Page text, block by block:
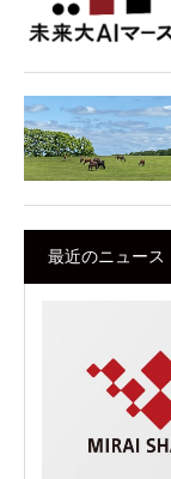
最近のニュース